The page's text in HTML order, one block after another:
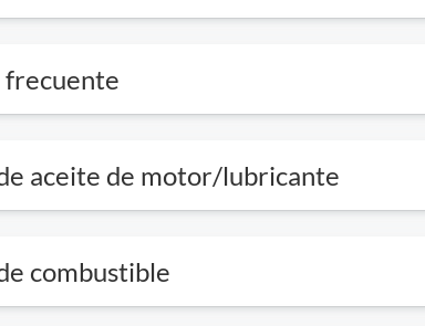
frecuente
aceite de motor/lubricante
combustible